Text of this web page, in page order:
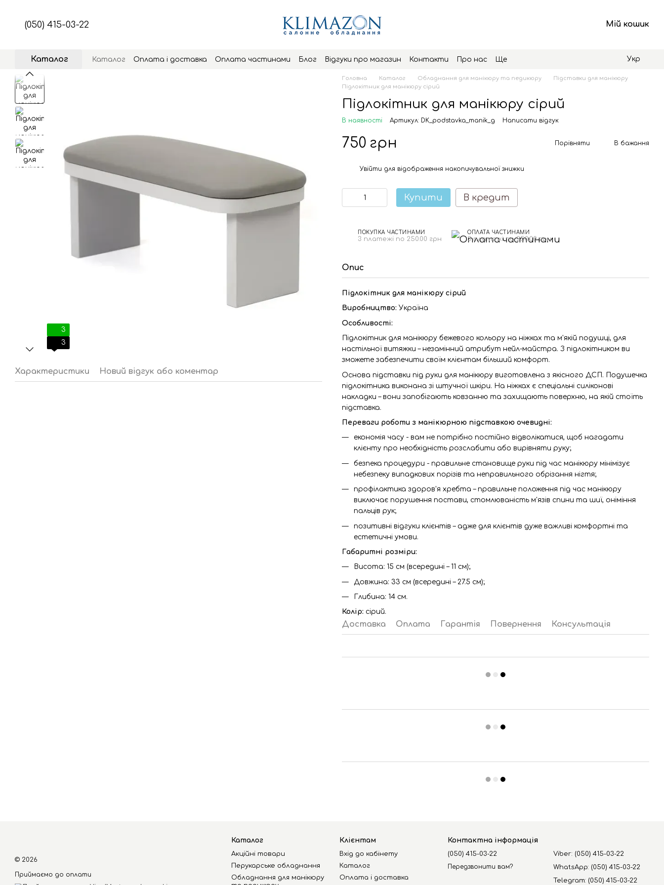
(050) 415-03-22 Мій кошик
Каталог Каталог Оплата і доставка Оплата частинами Блог Відгуки про магазин Контакти Про нас Ще Укр
3
3
Характеристики Новий відгук або коментар
Головна Каталог Обладнання для манікюру та педикюру
Підставки для манікюру
Підлокітник для манікюру сірий
Підлокітник для манікюру сірий
В наявності Артикул: DK_podstavka_manik_g Написати відгук
750 грн Порівняти В бажання
Увійти для відображення накопичувальної знижки
Купити В кредит
ПОКУПКА ЧАСТИНАМИ
3 платежі по 250.00 грн
ОПЛАТА ЧАСТИНАМИ
3 платежі по 250.00 грн
Опис
Підлокітник для манікюру сірий
Виробництво: Україна
Особливості:
Підлокітник для манікюру бежевого кольору на ніжках та м'якій подушці, для
настільної витяжки – незамінний атрибут нейл-майстра. З підлокітником ви
зможете забезпечити своїм клієнтам більший комфорт.
Основа підставки під руки для манікюру виготовлена з якісного ДСП. Подушечка
підлокітника виконана зі штучної шкіри. На ніжках є спеціальні силіконові
накладки – вони запобігають ковзанню та захищають поверхню, на якій стоїть
підставка.
Переваги роботи з манікюрною підставкою очевидні:
економія часу - вам не потрібно постійно відволікатися, щоб нагадати
клієнту про необхідність розслабити або вирівняти руку;
безпека процедури - правильне становище руки під час манікюру мінімізує
небезпеку випадкових порізів та неправильного обрізання нігтя;
профілактика здоров'я хребта – правильне положення під час манікюру
виключає порушення постави, стомлюваність м'язів спини та шиї, оніміння
пальців рук;
позитивні відгуки клієнтів – адже для клієнтів дуже важливі комфортні та
естетичні умови.
Габаритні розміри:
Висота: 15 см (всередині – 11 см);
Довжина: 33 см (всередині – 27.5 см);
Глибина: 14 см.
Колір: сірий.
Доставка Оплата Гарантія Повернення Консультація
© 2026
Приймаємо до оплати
Каталог
Акційні товари
Перукарське обладнання
Обладнання для манікюру
Клієнтам
Вхід до кабінету
Каталог
Оплата і доставка
Контактна інформація
(050) 415-03-22
Передзвонити вам?
Viber: (050) 415-03-22
WhatsApp: (050) 415-03-22
Telegram: (050) 415-03-22